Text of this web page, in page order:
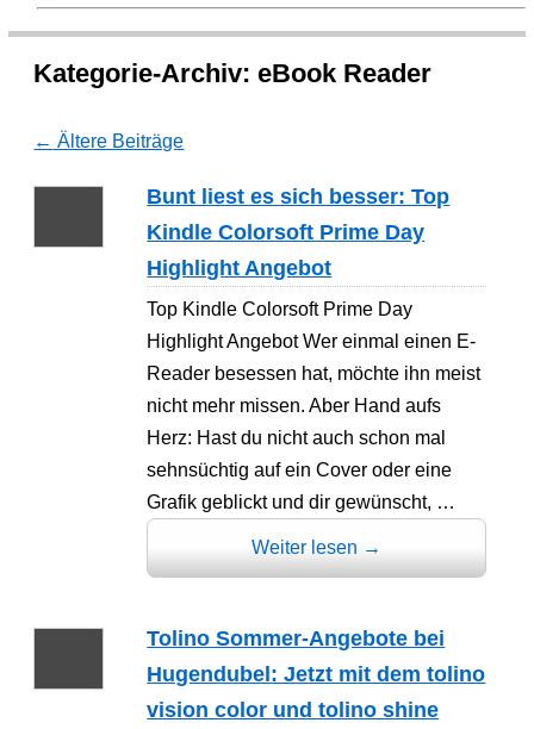
Kategorie-Archiv:eBook Reader
← Ältere Beiträge
Bunt liest es sich besser: Top
Kindle Colorsoft Prime Day
Highlight Angebot
Top Kindle Colorsoft Prime Day
Highlight Angebot Wer einmal einen E-
Reader besessen hat, möchte ihn meist
nicht mehr missen. Aber Hand aufs
Herz: Hast du nicht auch schon mal
sehnsüchtig auf ein Cover oder eine
Grafik geblickt und dir gewünscht, …
Weiter lesen →
Tolino Sommer-Angebote bei
Hugendubel: Jetzt mit dem tolino
vision color und tolino shine